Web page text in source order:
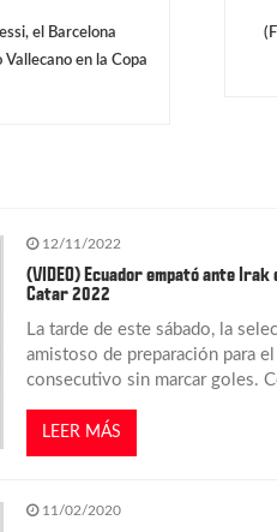
el Barcelona
en la Copa
12/11/2022
(VIDEO) Ecuador empató ante
Catar 2022
La tarde de este sábado, la
amistoso de preparación para
consecutivo sin marcar goles.
LEER MÁS
11/02/2020